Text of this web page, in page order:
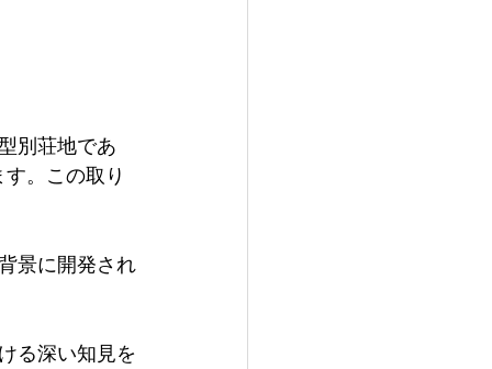
別荘地であ
。この取り
景に開発され
る深い知見を